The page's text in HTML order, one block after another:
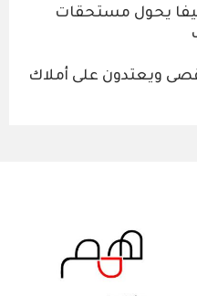
فيفا يحول مستحقات
ويعتدون على أملاك